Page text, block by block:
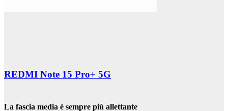
REDMI Note 15 Pro+ 5G
La fascia media è sempre più allettante